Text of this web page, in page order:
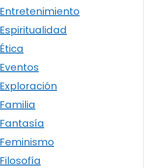
Entretenimiento
Espiritualidad
Ética
Eventos
Exploración
Familia
Fantasía
Feminismo
Filosofía